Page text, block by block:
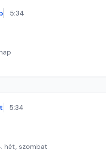
5:34
5:34
hét, szombat